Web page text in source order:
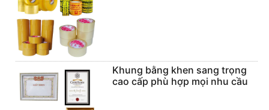
Khung bằng khen sang trọng
cao cấp phù hợp mọi nhu cầu